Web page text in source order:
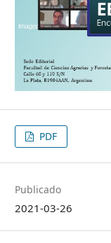
PDF
Publicado
2021-03-26